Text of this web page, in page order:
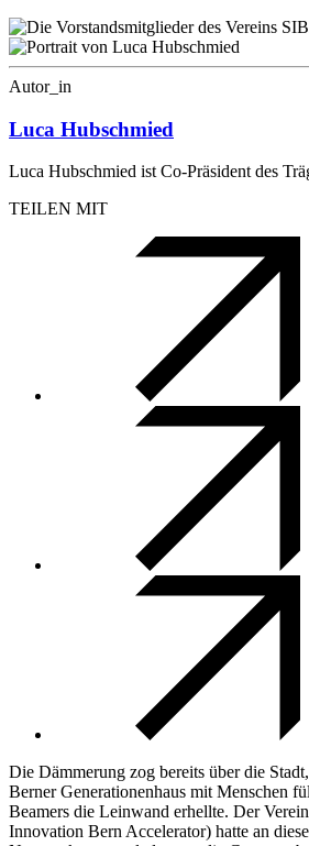
Autor_in
Luca Hubschmied
Luca Hubschmied ist Co-Präsident des
TEILEN MIT
Die Dämmerung zog bereits über die
Berner Generationenhaus mit Menschen
Beamers die Leinwand erhellte. Der
Innovation Bern Accelerator) hatte an